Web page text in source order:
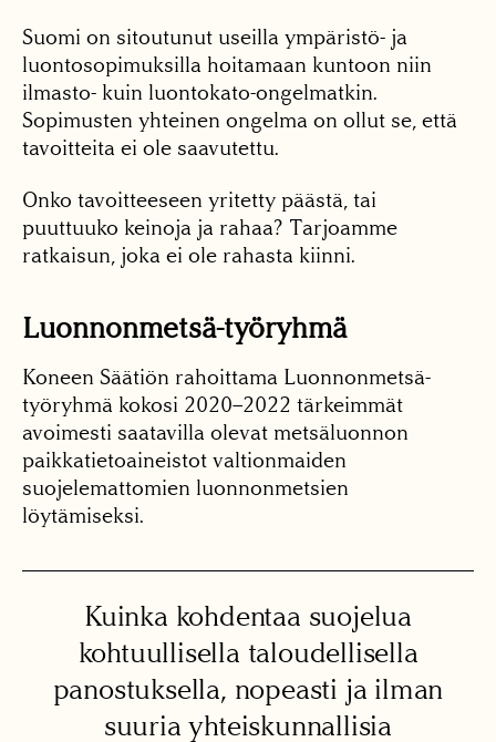
Suomi on sitoutunut useilla ympäristö- ja
luontosopimuksilla hoitamaan kuntoon niin
ilmasto- kuin luontokato-ongelmatkin.
Sopimusten yhteinen ongelma on ollut se, että
tavoitteita ei ole saavutettu.
Onko tavoitteeseen yritetty päästä, tai
puuttuuko keinoja ja rahaa? Tarjoamme
ratkaisun, joka ei ole rahasta kiinni.
Luonnonmetsä-työryhmä
Koneen Säätiön rahoittama Luonnonmetsä-
työryhmä kokosi 2020–2022 tärkeimmät
avoimesti saatavilla olevat metsäluonnon
paikkatietoaineistot valtionmaiden
suojelemattomien luonnonmetsien
löytämiseksi.
Kuinka kohdentaa suojelua
kohtuullisella taloudellisella
panostuksella, nopeasti ja ilman
suuria yhteiskunnallisia